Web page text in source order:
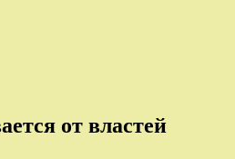
от властей